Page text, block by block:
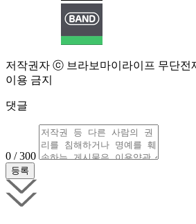
저작권자 ⓒ 브라보마이라이프 무단전
이용 금지
댓글
0 / 300